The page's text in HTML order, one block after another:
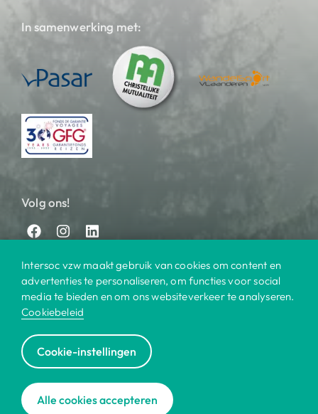
In samenwerking met:
Volg ons!
Bestemmingen | Contact
Cookiebeleid | Disclaimer |
Voor bedrijven
Intersoc vzw maakt gebruik van cookies om content en
advertenties te personaliseren, om functies voor social
media te bieden en om ons websiteverkeer te analyseren.
Cookiebeleid
Cookie-instellingen
Alle cookies accepteren